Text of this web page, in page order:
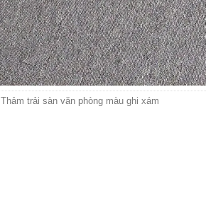
Thảm trải sàn văn phòng màu ghi xám